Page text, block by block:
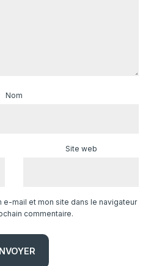
Nom
Site web
e-mail et mon site dans le navigateur
commentaire.